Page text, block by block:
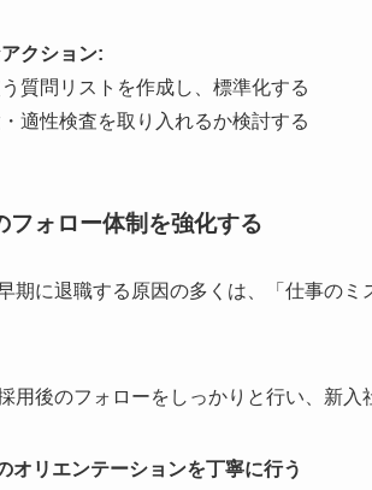
クション:
質問リストを作成し、標準化する
適性検査を取り入れるか検討する
フォロー体制を強化する
期に退職する原因の多くは、「仕事の
用後のフォローをしっかりと行い、新
オリエンテーションを丁寧に行う